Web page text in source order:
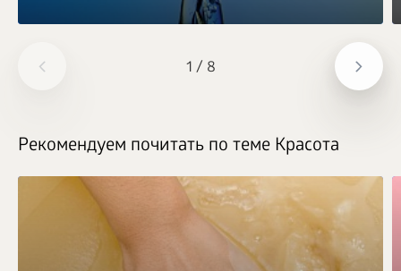
1 / 8
Рекомендуем почитать по теме Красота